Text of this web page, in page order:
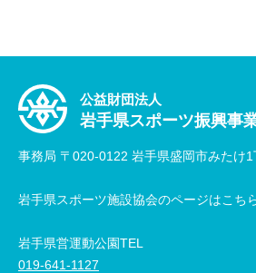
公益財団法人
岩手県スポーツ振興事
事務局 〒020-0122 岩手県盛岡市みたけ1
岩手県スポーツ施設協会のページはこち
岩手県営運動公園TEL
019-641-1127